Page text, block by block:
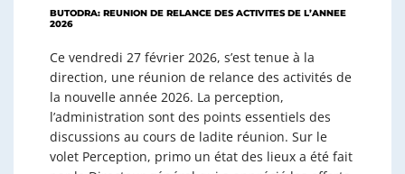
BUTODRA: REUNION DE RELANCE DES ACTIVITES DE L’ANNEE
2026
Ce vendredi 27 février 2026, s’est tenue à la
direction, une réunion de relance des activités de
la nouvelle année 2026. La perception,
l’administration sont des points essentiels des
discussions au cours de ladite réunion. Sur le
volet Perception, primo un état des lieux a été fait